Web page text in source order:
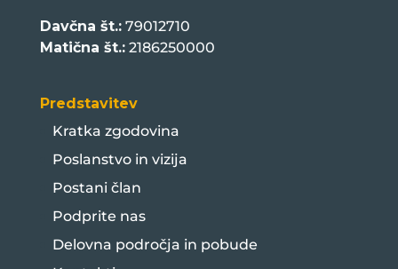
Davčna št.:79012710
Matična št.:2186250000
Predstavitev
Kratka zgodovina
Poslanstvo in vizija
Postani član
Podprite nas
Delovna področja in pobude